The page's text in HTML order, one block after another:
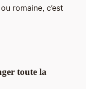
romaine, c’est
toute la